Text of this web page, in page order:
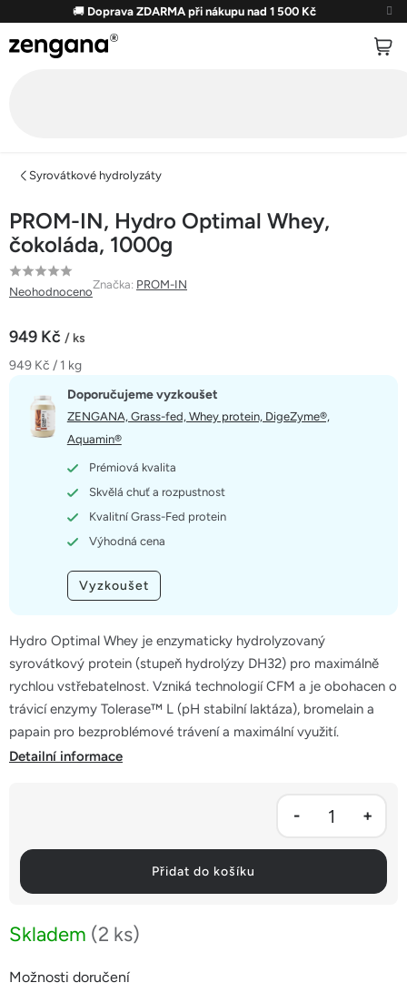
obsah
🚚 Doprava ZDARMA při nákupu nad 1 500 Kč
Syrovátkové hydrolyzáty
PROM-IN, Hydro Optimal Whey,
čokoláda, 1000g
Průměrné
hodnocení
je
0,0
hvězdiček.
Neohodnoceno
Značka: PROM-IN
949 Kč / ks
Měrná
949 Kč / 1 kg
Skladem (2 ks)
Možnosti doručení
Přidat do košíku
Hydro Optimal Whey je enzymaticky hydrolyzovaný
syrovátkový protein (stupeň hydrolýzy DH32) pro maximálně
rychlou vstřebatelnost. Vzniká technologií CFM a je obohacen o
trávicí enzymy Tolerase™ L (pH stabilní laktáza), bromelain a
papain pro bezproblémové trávení a maximální využití.
Doporučujeme vyzkoušet
ZENGANA, Grass-fed, Whey protein, DigeZyme®,
Aquamin®
Prémiová kvalita
Skvělá chuť a rozpustnost
Kvalitní Grass-Fed protein
Výhodná cena
Vyzkoušet
Detailní informace